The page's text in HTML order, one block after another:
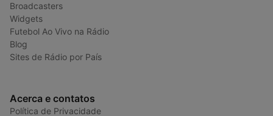
Broadcasters
Widgets
Futebol Ao Vivo na Rádio
Blog
Sites de Rádio por País
Acerca e contatos
Política de Privacidade